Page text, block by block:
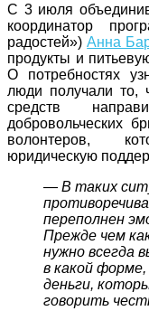
С 3 июля
координатор
радостей»)Анна
продукты и
О потребностях
люди получали то,
средств
добровольческих
волонтеров,
юридическую
— В таких
переполнен
Прежде чем
нужно всегда
в какой
деньги,
говорить